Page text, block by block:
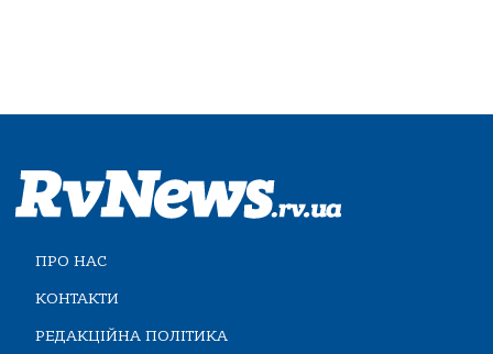
ПРО НАС
КОНТАКТИ
РЕДАКЦІЙНА ПОЛІТИКА